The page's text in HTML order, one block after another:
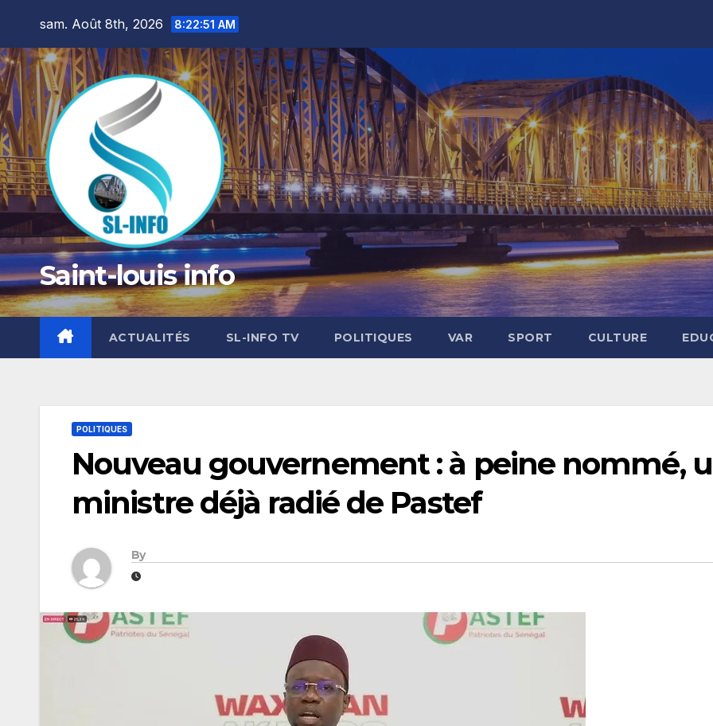
content
sam. Août 8th, 2026 8:22:52 AM
Saint-louis info
ACTUALITÉS SL-INFO TV POLITIQUES VAR SPORT CULTURE
POLITIQUES
Nouveau gouvernement : à peine nommé,
ministre déjà radié de Pastef
By